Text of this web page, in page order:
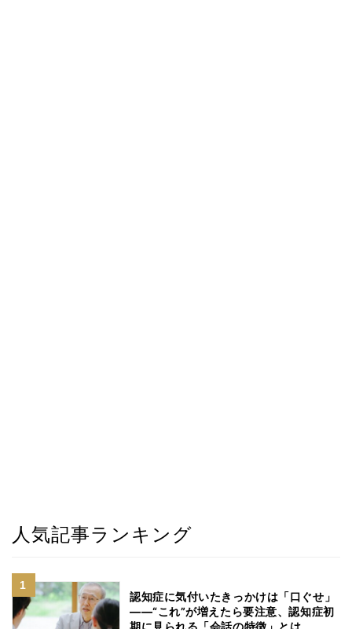
人気記事ランキング
認知症に気付いたきっかけは「口ぐせ」
――“これ”が増えたら要注意、認知症初
期に見られる「会話の特徴」とは